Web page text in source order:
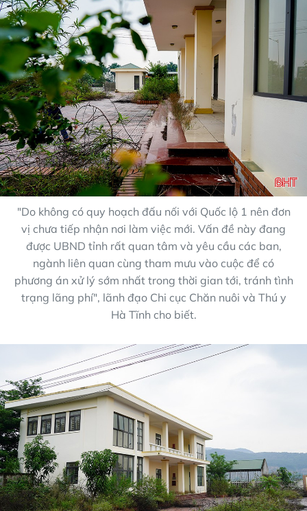
"Do không có quy hoạch đấu nối với Quốc lộ 1 nên đơn
vị chưa tiếp nhận nơi làm việc mới. Vấn đề này đang
được UBND tỉnh rất quan tâm và yêu cầu các ban,
ngành liên quan cùng tham mưu vào cuộc để có
phương án xử lý sớm nhất trong thời gian tới, tránh tình
trạng lãng phí", lãnh đạo Chi cục Chăn nuôi và Thú y
Hà Tĩnh cho biết.